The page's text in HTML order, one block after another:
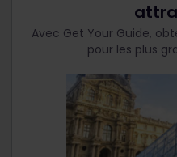
Avec Get Your Guide,
pour les plus